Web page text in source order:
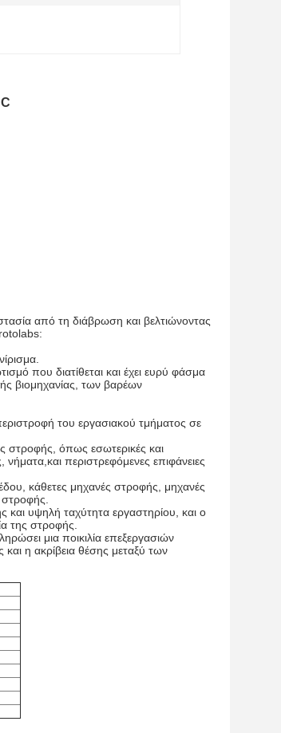
από τη διάβρωση και βελτιώνοντας
που διατίθεται και έχει ευρύ φάσμα
βιομηχανίας, των βαρέων
του εργασιακού τμήματος σε
στροφής, όπως εσωτερικές και
νήματα,και περιστρεφόμενες επιφάνειες
κάθετες μηχανές στροφής, μηχανές
υψηλή ταχύτητα εργαστηρίου, και ο
της στροφής.
μια ποικιλία επεξεργασιών
και η ακρίβεια θέσης μεταξύ των